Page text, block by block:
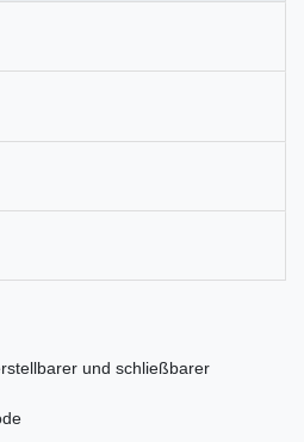
und schließbarer